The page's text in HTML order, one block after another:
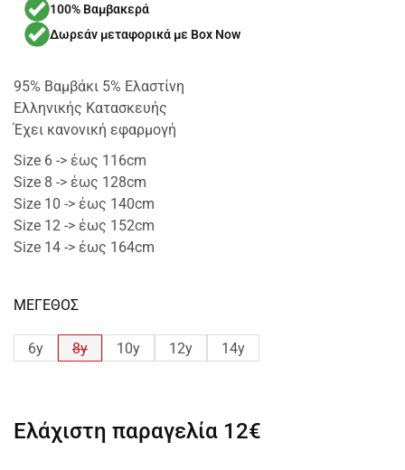
100% Βαμβακερά
Δωρεάν μεταφορικά με Box Now
95% Βαμβάκι 5% Ελαστίνη
Ελληνικής Κατασκευής
Έχει κανονική εφαρμογή
Size 6 -> έως 116cm
Size 8 -> έως 128cm
Size 10 -> έως 140cm
Size 12 -> έως 152cm
Size 14 -> έως 164cm
ΜΕΓΕΘΟΣ
6y 8y 10y 12y 14y
Ελάχιστη παραγελία 12€